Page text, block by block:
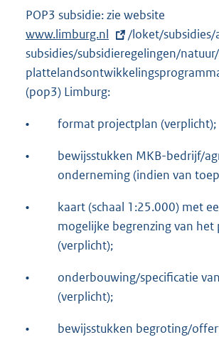
POP3 subsidie: zie website
x
t
e
e
l
k
:
www.limburg.nl
/loket/subsidies/
subsidies/subsidieregelingen/
(pop3) Limburg:
• format projectplan (verplicht);
•
bewijsstukken MKB-bedrijf/
onderneming (indien van
•
kaart (schaal 1:25.000) met
mogelijke begrenzing van het
(verplicht);
•
onderbouwing/specificatie
(verplicht);
•
bewijsstukken begroting/